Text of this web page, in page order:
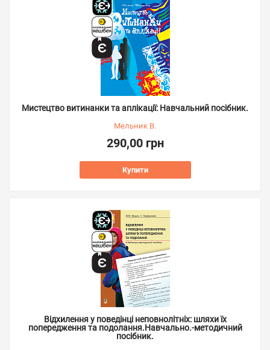
Мистецтво витинанки та аплікації: Навчальний посібник.
Мельник В.
290,00 грн
Купити
Відхилення у поведінці неповнолітніх: шляхи їх
попередження та подолання.Навчально.-методичний
посібник.